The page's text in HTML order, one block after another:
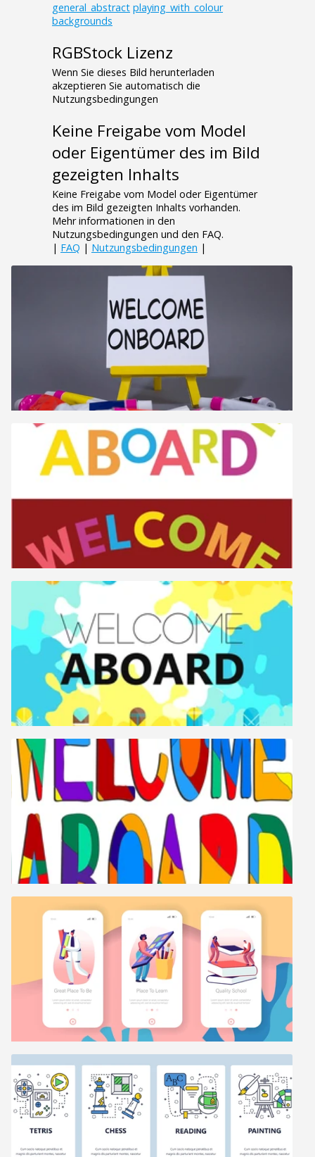
general_abstract playing_with_colour
backgrounds
RGBStock Lizenz
Wenn Sie dieses Bild herunterladen
akzeptieren Sie automatisch die
Nutzungsbedingungen
Keine Freigabe vom Model
oder Eigentümer des im Bild
gezeigten Inhalts
Keine Freigabe vom Model oder Eigentümer
des im Bild gezeigten Inhalts vorhanden.
Mehr informationen in den
Nutzungsbedingungen und den FAQ.
| FAQ | Nutzungsbedingungen |